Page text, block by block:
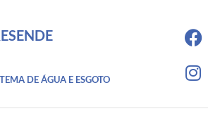
DE ÁGUA E ESGOTO